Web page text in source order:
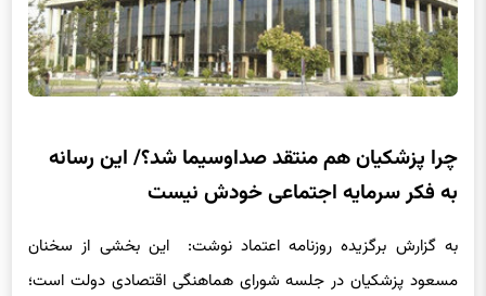
چرا پزشکیان هم منتقد صداوسیما شد؟/ این رسانه
به فکر سرمایه اجتماعی خودش نیست
به گزارش برگزیده روزنامه اعتماد نوشت: این بخشی از سخنان
مسعود پزشکیان در جلسه شورای هماهنگی اقتصادی دولت است؛